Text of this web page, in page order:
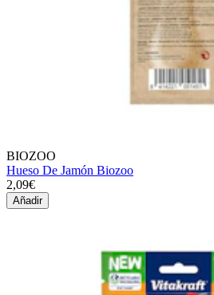
BIOZOO
Hueso De Jamón Biozoo
2,09€
Añadir